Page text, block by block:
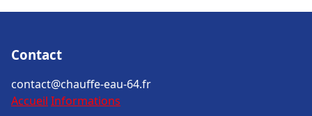
Contact
contact@chauffe-eau-64.fr
Accueil Informations